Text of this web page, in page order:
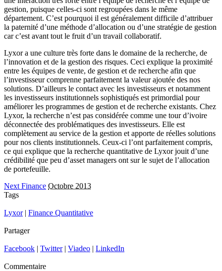
gestion, puisque celles-ci sont regroupées dans le même
département. C’est pourquoi il est généralement difficile d’attribuer
la paternité d’une méthode d’allocation ou d’une stratégie de gestion
car c’est avant tout le fruit d’un travail collaboratif.
Lyxor a une culture très forte dans le domaine de la recherche, de
l’innovation et de la gestion des risques. Ceci explique la proximité
entre les équipes de vente, de gestion et de recherche afin que
l’investisseur comprenne parfaitement la valeur ajoutée des nos
solutions. D’ailleurs le contact avec les investisseurs et notamment
les investisseurs institutionnels sophistiqués est primordial pour
améliorer les programmes de gestion et de recherche existants. Chez
Lyxor, la recherche n’est pas considérée comme une tour d’ivoire
déconnectée des problématiques des investisseurs. Elle est
complètement au service de la gestion et apporte de réelles solutions
pour nos clients institutionnels. Ceux-ci l’ont parfaitement compris,
ce qui explique que la recherche quantitative de Lyxor jouit d’une
crédibilité que peu d’asset managers ont sur le sujet de l’allocation
de portefeuille.
Next Finance Octobre 2013
Tags
Lyxor| Finance Quantitative
Partager
Facebook | Twitter| Viadeo | LinkedIn
Commentaire